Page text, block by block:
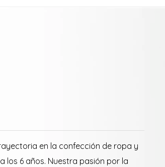
en la confección de ropa y
los 6 años. Nuestra pasión por la